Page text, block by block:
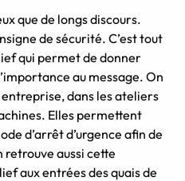
que de longs discours.
de sécurité. C’est tout
qui permet de donner
au message. On
dans les ateliers
Elles permettent
d’arrêt d’urgence afin de
aussi cette
aux entrées des quais de